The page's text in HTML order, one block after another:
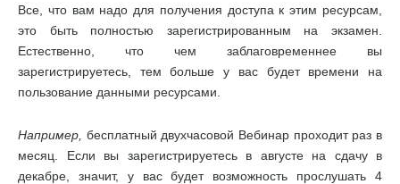
Все, что вам надо для получения доступа к этим ресурсам,
это быть полностью зарегистрированным на экзамен.
Естественно, что чем заблаговременнее вы
зарегистрируетесь, тем больше у вас будет времени на
пользование данными ресурсами.
Например, бесплатный двухчасовой Вебинар проходит раз в
месяц. Если вы зарегистрируетесь в августе на сдачу в
декабре, значит, у вас будет возможность прослушать 4